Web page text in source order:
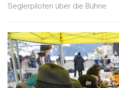
Seglerpiloten über die Bühne.